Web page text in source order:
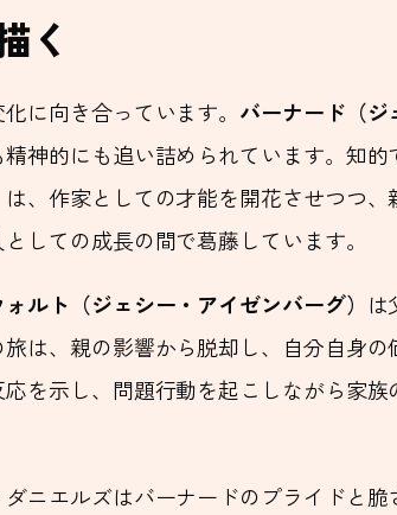
く
に向き合っています。 バーナード（ジ
神的にも追い詰められています。知
は、作家としての才能を開花させつつ
しての成長の間で葛藤しています。
ォルト（ジェシー・アイゼンバーグ） は
は、親の影響から脱却し、自分自身
を示し、問題行動を起こしながら家族
ニエルズはバーナードのプライドと脆